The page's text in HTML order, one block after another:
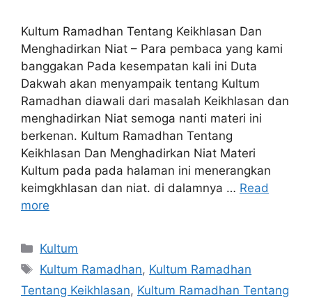
Kultum Ramadhan Tentang Keikhlasan Dan
Menghadirkan Niat – Para pembaca yang kami
banggakan Pada kesempatan kali ini Duta
Dakwah akan menyampaik tentang Kultum
Ramadhan diawali dari masalah Keikhlasan dan
menghadirkan Niat semoga nanti materi ini
berkenan. Kultum Ramadhan Tentang
Keikhlasan Dan Menghadirkan Niat Materi
Kultum pada pada halaman ini menerangkan
keimgkhlasan dan niat. di dalamnya … Read
more
Categories
Kultum
Tags
Kultum Ramadhan, Kultum Ramadhan
Tentang Keikhlasan, Kultum Ramadhan Tentang